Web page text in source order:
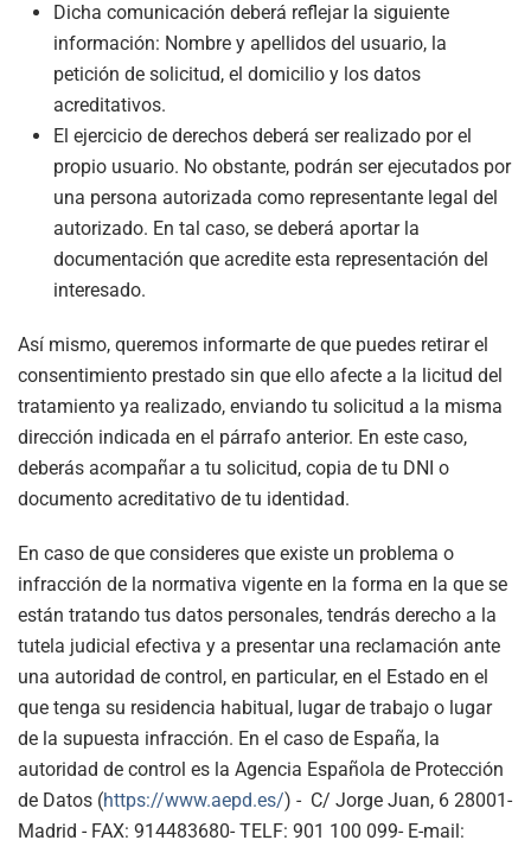
Dicha comunicación deberá reflejar la siguiente
información: Nombre y apellidos del usuario, la
petición de solicitud, el domicilio y los datos
acreditativos.
El ejercicio de derechos deberá ser realizado por el
propio usuario. No obstante, podrán ser ejecutados por
una persona autorizada como representante legal del
autorizado. En tal caso, se deberá aportar la
documentación que acredite esta representación del
interesado.
Así mismo, queremos informarte de que puedes retirar el
consentimiento prestado sin que ello afecte a la licitud del
tratamiento ya realizado, enviando tu solicitud a la misma
dirección indicada en el párrafo anterior. En este caso,
deberás acompañar a tu solicitud, copia de tu DNI o
documento acreditativo de tu identidad.
En caso de que consideres que existe un problema o
infracción de la normativa vigente en la forma en la que se
están tratando tus datos personales, tendrás derecho a la
tutela judicial efectiva y a presentar una reclamación ante
una autoridad de control, en particular, en el Estado en el
que tenga su residencia habitual, lugar de trabajo o lugar
de la supuesta infracción. En el caso de España, la
autoridad de control es la Agencia Española de Protección
de Datos (https://www.aepd.es/) - C/ Jorge Juan, 6 28001-
Madrid - FAX: 914483680- TELF: 901 100 099- E-mail: